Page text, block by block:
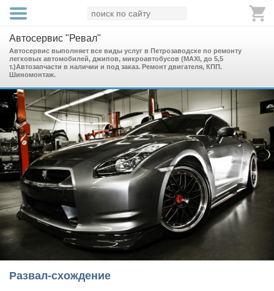
Автосервис "Ревал"
Автосервис выполняет все виды услуг в Петрозаводске по ремонту
легковых автомобилей, джипов, микроавтобусов (MAXI, до 5,5
т.)Автозапчасти в наличии и под заказ. Ремонт двигателя, КПП.
Шиномонтаж.
Развал-схождение